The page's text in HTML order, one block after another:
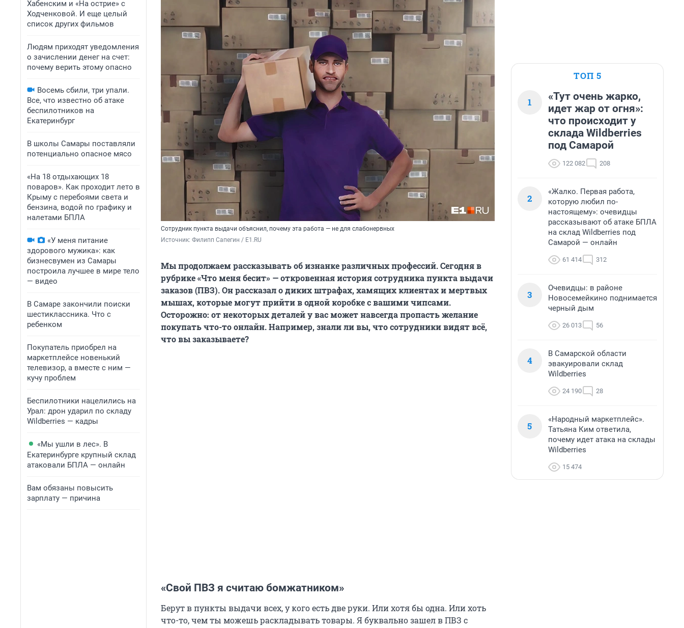
Хабенским и «На острие» с
Ходченковой. И еще целый
список других фильмов
Людям приходят уведомления
о зачислении денег на счет:
почему верить этому опасно
Восемь сбили, три упали.
Все, что известно об атаке
беспилотников на
Екатеринбург
В школы Самары поставляли
потенциально опасное мясо
«На 18 отдыхающих 18
поваров». Как проходит лето в
Крыму с перебоями света и
бензина, водой по графику и
налетами БПЛА
«У меня питание
здорового мужика»: как
бизнесвумен из Самары
построила лучшее в мире тело
— видео
В Самаре закончили поиски
шестиклассника. Что с
ребенком
Покупатель приобрел на
маркетплейсе новенький
телевизор, а вместе с ним —
кучу проблем
Беспилотники нацелились на
Урал: дрон ударил по складу
Wildberries — кадры
«Мы ушли в лес». В
Екатеринбурге крупный склад
атаковали БПЛА — онлайн
Вам обязаны повысить
зарплату — причина
Сотрудник пункта выдачи объяснил, почему эта работа — не для слабонервных
Источник: Филипп Сапегин / E1.RU
Мы продолжаем рассказывать об изнанке различных профессий. Сегодня в
рубрике «Что меня бесит» — откровенная история сотрудника пункта выдачи
заказов (ПВЗ). Он рассказал о диких штрафах, хамящих клиентах и мертвых
мышах, которые могут прийти в одной коробке с вашими чипсами.
Осторожно: от некоторых деталей у вас может навсегда пропасть желание
покупать что-то онлайн. Например, знали ли вы, что сотрудники видят всё,
что вы заказываете?
«Свой ПВЗ я считаю бомжатником»
Берут в пункты выдачи всех, у кого есть две руки. Или хотя бы одна. Или хоть
что-то, чем ты можешь раскладывать товары. Я буквально зашел в ПВЗ с
ТОП 5
1
«Тут очень жарко,
идет жар от огня»:
что происходит у
склада Wildberries
под Самарой
122 082 208
2
«Жалко. Первая работа,
которую любил по-
настоящему»: очевидцы
рассказывают об атаке БПЛА
на склад Wildberries под
Самарой — онлайн
61 414 312
3
Очевидцы: в районе
Новосемейкино поднимается
черный дым
26 013 56
4
В Самарской области
эвакуировали склад
Wildberries
24 190 28
5
«Народный маркетплейс».
Татьяна Ким ответила,
почему идет атака на склады
Wildberries
15 474